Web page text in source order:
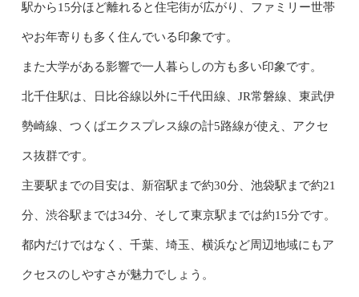
駅から15分ほど離れると住宅街が広がり、ファミリー世帯
やお年寄りも多く住んでいる印象です。
また大学がある影響で一人暮らしの方も多い印象です。
北千住駅は、日比谷線以外に千代田線、JR常磐線、東武伊
勢崎線、つくばエクスプレス線の計5路線が使え、アクセ
ス抜群です。
主要駅までの目安は、新宿駅まで約30分、池袋駅まで約21
分、渋谷駅までは34分、そして東京駅までは約15分です。
都内だけではなく、千葉、埼玉、横浜など周辺地域にもア
クセスのしやすさが魅力でしょう。